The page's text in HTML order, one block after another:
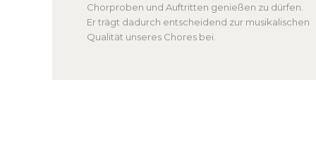
Chorproben und Auftritten genießen zu dürfen.
Er trägt dadurch entscheidend zur musikalischen
Qualität unseres Chores bei.